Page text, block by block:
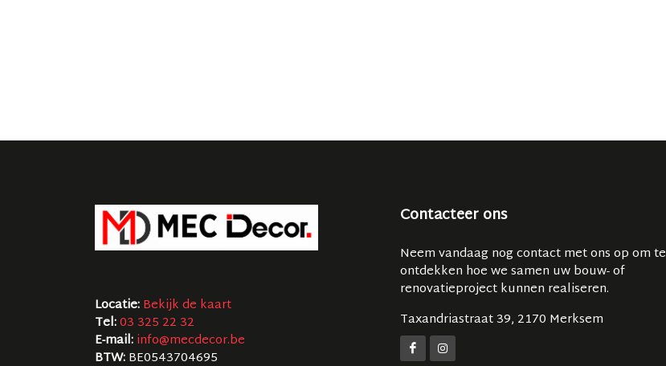
Locatie:Bekijk de kaart
Tel:03 325 22 32
E-mail:info@mecdecor.be
BTW:BE0543704695
Contacteer ons
Neem vandaag nog contact met ons op om te
ontdekken hoe we samen uw bouw- of
renovatieproject kunnen realiseren.
Taxandriastraat 39, 2170 Merksem